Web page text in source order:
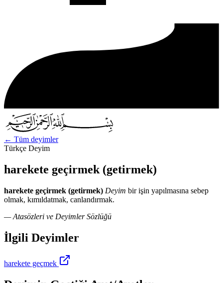
← Tüm deyimler
Türkçe Deyim
harekete geçirmek (getirmek)
harekete geçirmek (getirmek) Deyim bir işin yapılmasına sebep
olmak, kımıldatmak, canlandırmak.
— Atasözleri ve Deyimler Sözlüğü
İlgili Deyimler
harekete geçmek